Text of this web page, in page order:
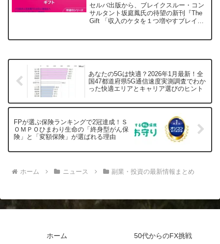
セルバ出版から、ブレイクスルー・コン
サルタント坂庭鳳氏の待望の新刊『The
Gift 「収入のケタを１つ増やすブレイク
は、人間関係を整えることがなぜ収入の
具体的な思考法を、著者自身の経験を交
えて深く掘り下げています。ネガティブ
な思い込みを乗り越え、可能性を最大限
す。
あなたの5Gは快適？2026年1月最新！全
国47都道府県5G通信速度実測調査でわか
った快適エリアとキャリア選びのヒント
FPが選ぶ保険ランキングで2冠達成！Ｓ
ＯＭＰＯひまわり生命の「終身型がん保
険」と「変額保険」が選ばれる理由
ホーム ニュース 副業・投資の最新情報まとめ
ホーム 50代からのFX挑戦